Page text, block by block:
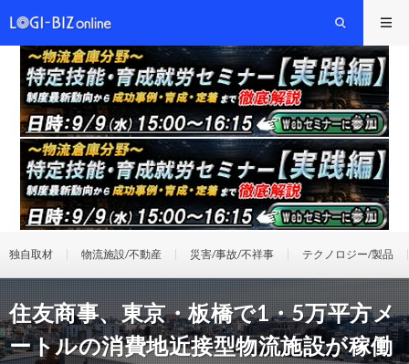
独自取材 物流施設/不動産 災害/事故/不祥事 テクノロジー/製品
住友商事、東京・板橋で1・5万平方メ
ートルの消費地近接型物流施設が稼働